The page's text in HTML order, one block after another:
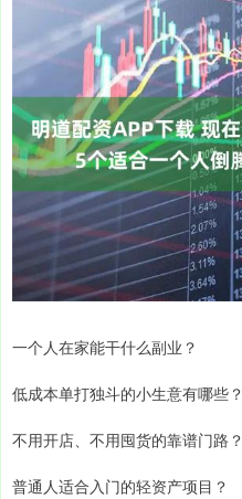
一个人在家能干什么副业？
低成本单打独斗的小生意有哪些？
不用开店、不用囤货的靠谱门路？
普通人适合入门的轻资产项目？